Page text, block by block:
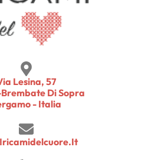
Lesina, 57
Di Sopra
- Italia